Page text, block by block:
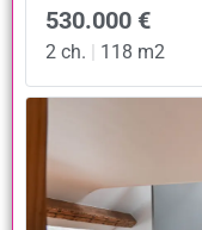
530.000 €
2 ch. | 118 m2